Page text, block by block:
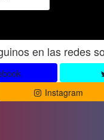
en las redes
Instagram